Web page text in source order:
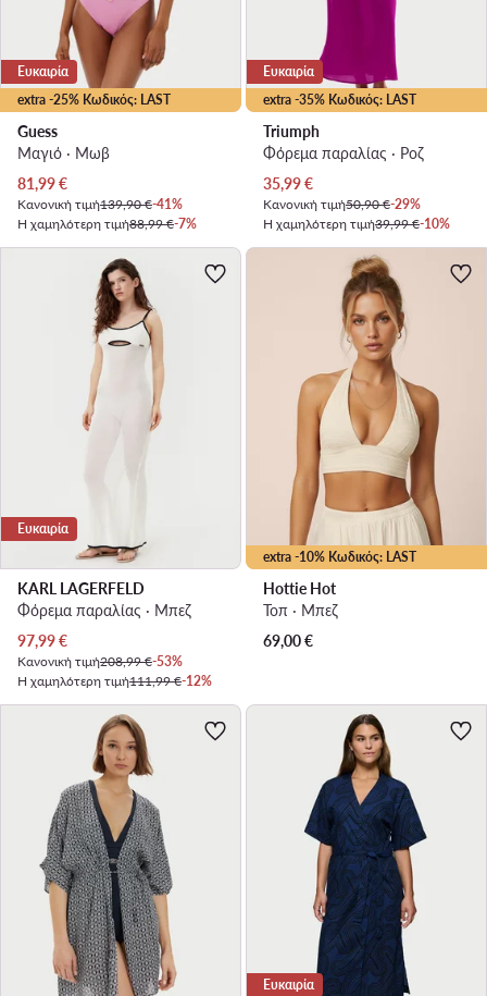
extra -25% Κωδικός: LAST
Ευκαιρία
Guess
Μαγιό · Μωβ
Τρέχουσα τιμή
81,99€
Κανονική τιμή139,90 €-41%
Η χαμηλότερη τιμή88,99 €-7%
extra -35% Κωδικός: LAST
Ευκαιρία
Triumph
Φόρεμα παραλίας · Ροζ
Τρέχουσα τιμή
35,99€
Κανονική τιμή50,90 €-29%
Η χαμηλότερη τιμή39,99 €-10%
Ευκαιρία
KARL LAGERFELD
Φόρεμα παραλίας · Μπεζ
Τρέχουσα τιμή
97,99€
Κανονική τιμή208,99 €-53%
Η χαμηλότερη τιμή111,99 €-12%
extra -10% Κωδικός: LAST
Hottie Hot
Τοπ · Μπεζ
69,00€
Ευκαιρία